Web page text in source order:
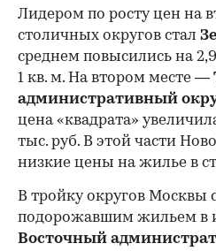
Лидером по росту цен на
столичных округов стал
среднем повысились на
1 кв. м. На втором месте —
административный
цена «квадрата»
тыс. руб. В этой части
низкие цены на жилье в
В тройку округов Москвы
подорожавшим жильем в
Восточный